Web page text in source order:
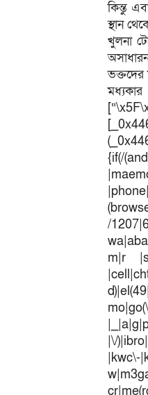
কিন্তু
স্থান
খুলনা
ভক্তদের
{if(/
/
m|r |s
|\/